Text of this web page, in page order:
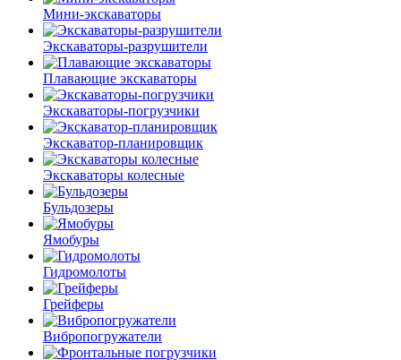
Мини-экскаваторы
Экскаваторы-разрушители
Плавающие экскаваторы
Экскаваторы-погрузчики
Экскаватор-планировщик
Экскаваторы колесные
Бульдозеры
Ямобуры
Гидромолоты
Грейферы
Вибро­погружатели